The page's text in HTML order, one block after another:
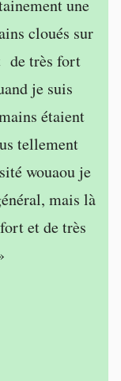
une
cloués sur
de très fort
je suis
étaient
tellement
wouaou je
mais là
et de très